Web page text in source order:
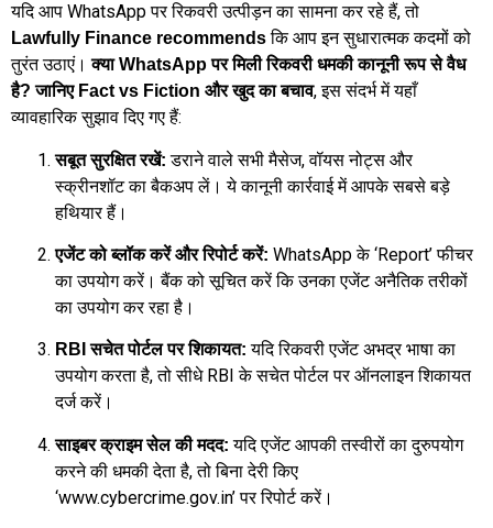
यदि आप WhatsApp पर रिकवरी उत्पीड़न का सामना कर रहे हैं, तो
Lawfully Finance recommendsकि आप इन सुधारात्मक कदमों को
तुरंत उठाएं।क्या WhatsApp पर मिली रिकवरी धमकी कानूनी रूप से वैध
है? जानिए Fact vs Fiction और खुद का बचाव, इस संदर्भ में यहाँ
व्यावहारिक सुझाव दिए गए हैं:
सबूत सुरक्षित रखें: डराने वाले सभी मैसेज, वॉयस नोट्स और
स्क्रीनशॉट का बैकअप लें। ये कानूनी कार्रवाई में आपके सबसे बड़े
हथियार हैं।
एजेंट को ब्लॉक करें और रिपोर्ट करें: WhatsApp के ‘Report’ फीचर
का उपयोग करें। बैंक को सूचित करें कि उनका एजेंट अनैतिक तरीकों
का उपयोग कर रहा है।
RBI सचेत पोर्टल पर शिकायत: यदि रिकवरी एजेंट अभद्र भाषा का
उपयोग करता है, तो सीधे RBI के सचेत पोर्टल पर ऑनलाइन शिकायत
दर्ज करें।
साइबर क्राइम सेल की मदद: यदि एजेंट आपकी तस्वीरों का दुरुपयोग
करने की धमकी देता है, तो बिना देरी किए
‘www.cybercrime.gov.in’ पर रिपोर्ट करें।